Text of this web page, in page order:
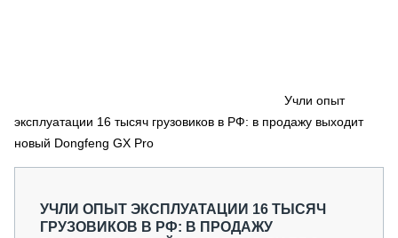
СПЕЦПРОЕКТЫ
МЕРОПРИЯТИЯ
СТАТЬИ ПО КАТЕГОРИЯМ ТЕХНИКИ
Учли опыт
эксплуатации 16 тысяч грузовиков в РФ: в продажу выходит
новый Dongfeng GX Pro
УЧЛИ ОПЫТ ЭКСПЛУАТАЦИИ 16 ТЫСЯЧ
ГРУЗОВИКОВ В РФ: В ПРОДАЖУ